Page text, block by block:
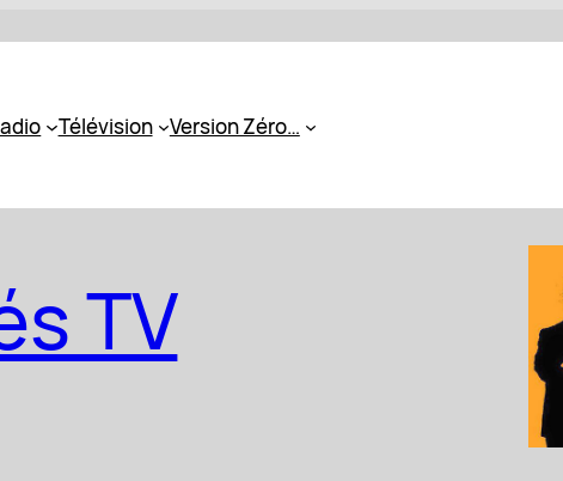
Télévision Version Zéro…
TV